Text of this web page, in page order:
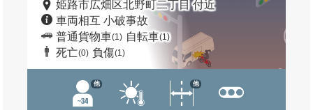
姫路市広畑区北野町二丁目 付近
車両相互 小破事故
普通貨物車(1) 自転車(1)
死亡(0) 負傷(1)
他 他